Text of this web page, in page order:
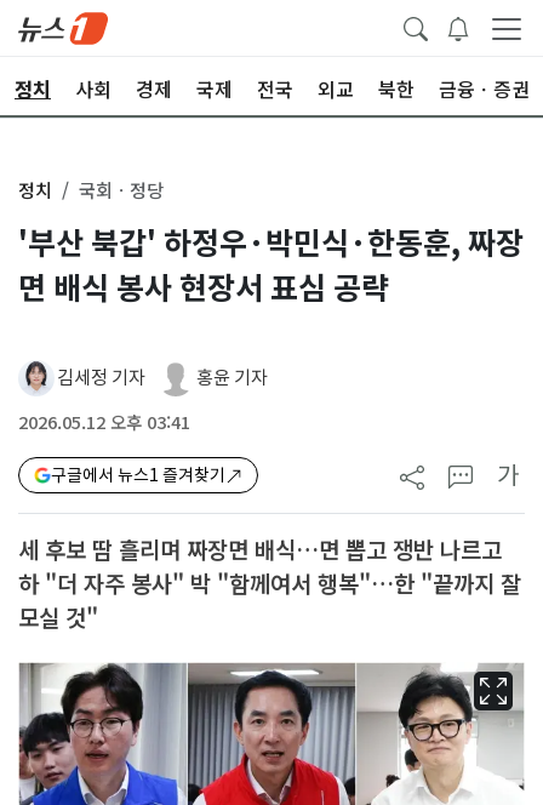
정치 사회 경제 국제 전국 외교 북한 금융ㆍ증권
정치 국회ㆍ정당
'부산 북갑' 하정우·박민식·한동훈, 짜장
면 배식 봉사 현장서 표심 공략
김세정 기자 홍윤 기자
2026.05.12 오후 03:41
구글에서 뉴스1 즐겨찾기 가
세 후보 땀 흘리며 짜장면 배식…면 뽑고 쟁반 나르고
하 "더 자주 봉사" 박 "함께여서 행복"…한 "끝까지 잘
모실 것"